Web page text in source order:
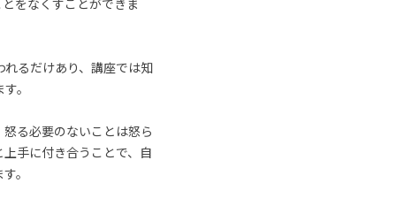
をなくすことができま
るだけあり、講座では知
。
る必要のないことは怒ら
手に付き合うことで、自
。